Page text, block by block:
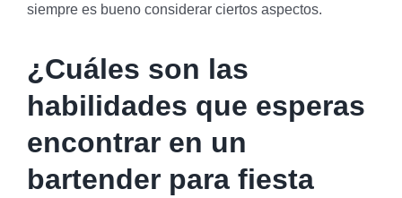
siempre es bueno considerar ciertos aspectos.
¿Cuáles son las
habilidades que esperas
encontrar en un
bartender para fiesta